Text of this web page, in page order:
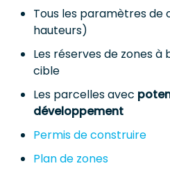
Tous les paramètres de
hauteurs)
Les réserves de zones
cible
Les parcelles avec
développement
Permis de construire
Plan de zones